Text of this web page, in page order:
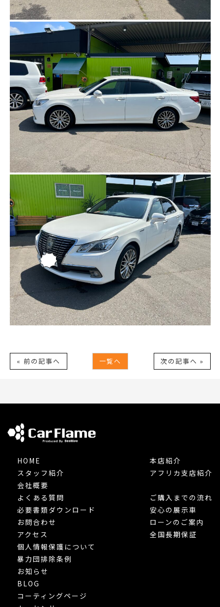
« 前の記事へ 一覧へ 次の記事へ »
HOME
スタッフ紹介
会社概要
本店紹介
アフリカ支店紹介
よくある質問
必要書類ダウンロード
お問合わせ
アクセス
個人情報保護について
暴力団排除条例
お知らせ
BLOG
ご購入までの流れ
安心の展示車
ローンのご案内
全国長期保証
コーティングページ